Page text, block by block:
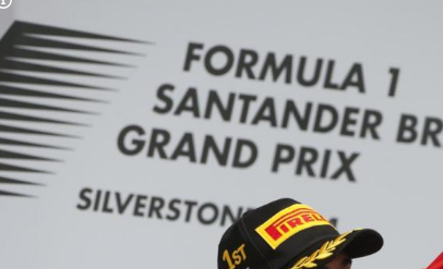
Copyright-Hinweis öffnen/schließen